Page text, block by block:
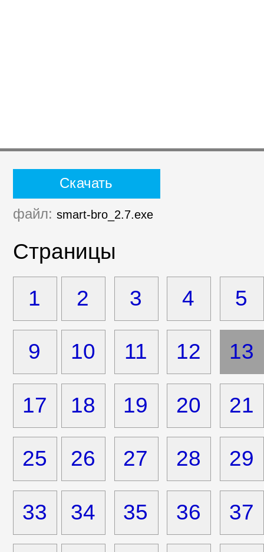
Страницы
файл: smart-bro_2.7.exe
Скачать
1 2 3 4
9 11 12
17 18 19 20 21
25 26 27 29
28
33 34 37
35 36
5
10 13